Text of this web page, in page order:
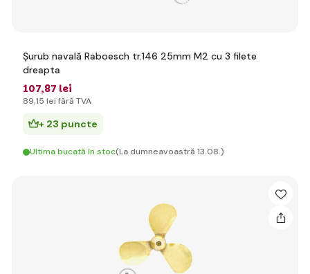
Șurub navală Raboesch tr.146 25mm M2 cu 3 filete
dreapta
107,87 lei
89,15 lei fără TVA
+ 23 puncte
Ultima bucată în stoc(La dumneavoastră 13.08.)